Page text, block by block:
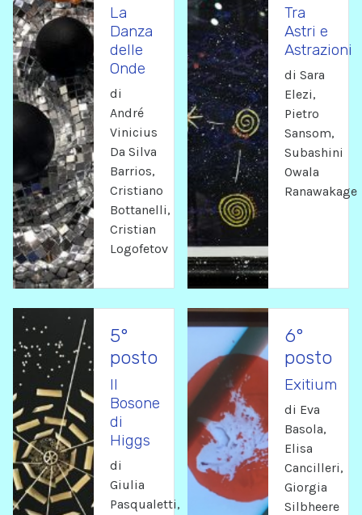
La
Danza
delle
Onde
di
André
Vinicius
Da Silva
Barrios,
Cristiano
Bottanelli,
Cristian
Logofetov
Tra
Astri e
Astrazioni
di Sara
Elezi,
Pietro
Sansom,
Subashini
Owala
Ranawakage
5°
posto
Il
Bosone
di
Higgs
di
Giulia
Pasqualetti,
6°
posto
Exitium
di Eva
Basola,
Elisa
Cancilleri,
Giorgia
Silbheere